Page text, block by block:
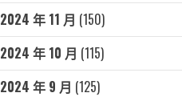
2024 年 11 月 (150)
2024 年 10 月 (115)
2024 年 9 月 (125)